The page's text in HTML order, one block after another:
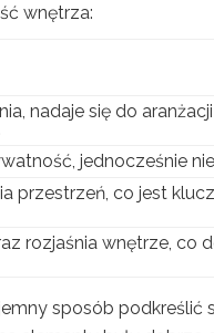
wnętrza:
nadaje się do
jednocześnie
przestrzeń, co jest
rozjaśnia wnętrze, co
sposób podkreślić